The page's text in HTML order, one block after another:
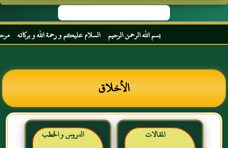
بسم الله الرحمن الرحيم السلام عليكم و رحمة الله و بركاته مرحبا بك
الأخلاق
المقالات الدروس و الخطب